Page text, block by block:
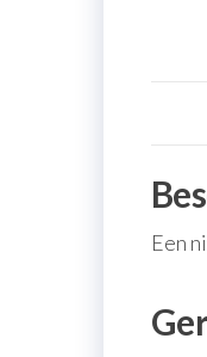
Een